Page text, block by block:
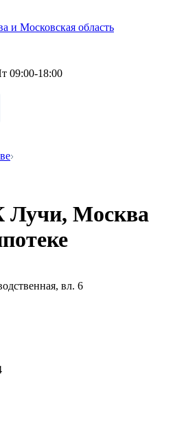
и Московская область
09:00-18:00
Лучи, Москва
вл. 6